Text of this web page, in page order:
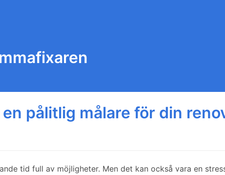
en pålitlig målare för din
tid full av möjligheter. Men det kan också vara en